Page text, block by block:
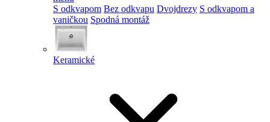
S odkvapom Bez odkvapu Dvojdrezy S odkvapom a
vaničkou Spodná montáž
Keramické